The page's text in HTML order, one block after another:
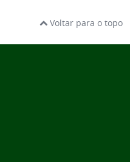
Voltar para o topo